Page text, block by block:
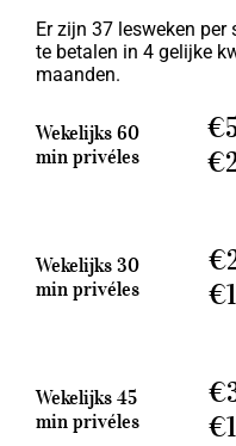
Er zijn 37 lesweken
te betalen in 4 gelijke
maanden.
Wekelijks 60
min privéles
Wekelijks 30
min privéles
Wekelijks 45
min privéles